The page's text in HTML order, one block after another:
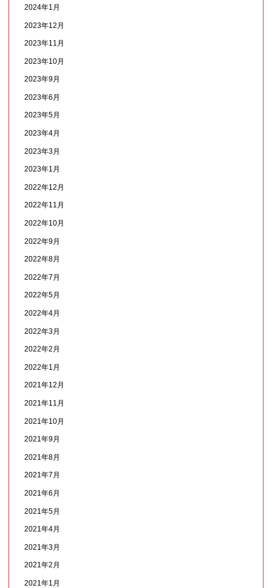
2024年1月
2023年12月
2023年11月
2023年10月
2023年9月
2023年6月
2023年5月
2023年4月
2023年3月
2023年1月
2022年12月
2022年11月
2022年10月
2022年9月
2022年8月
2022年7月
2022年5月
2022年4月
2022年3月
2022年2月
2022年1月
2021年12月
2021年11月
2021年10月
2021年9月
2021年8月
2021年7月
2021年6月
2021年5月
2021年4月
2021年3月
2021年2月
2021年1月